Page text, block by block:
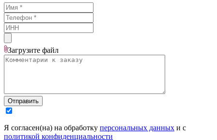
Загрузите файл
Отправить
Я согласен(на) на обработку персональных данных и с
политикой конфиденциальности